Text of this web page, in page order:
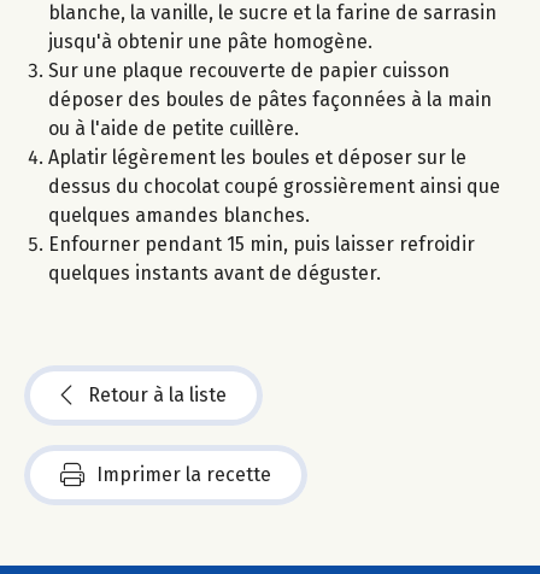
blanche, la vanille, le sucre et la farine de sarrasin
jusqu'à obtenir une pâte homogène.
Sur une plaque recouverte de papier cuisson
déposer des boules de pâtes façonnées à la main
ou à l'aide de petite cuillère.
Aplatir légèrement les boules et déposer sur le
dessus du chocolat coupé grossièrement ainsi que
quelques amandes blanches.
Enfourner pendant 15 min, puis laisser refroidir
quelques instants avant de déguster.
Retour à la liste
Imprimer la recette